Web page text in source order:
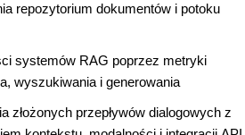
repozytorium dokumentów i potoku
systemów RAG poprzez metryki
wyszukiwania i generowania
złożonych przepływów dialogowych z